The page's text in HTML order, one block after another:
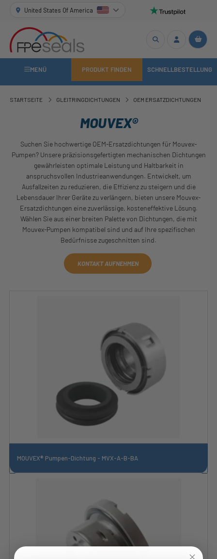
United States Of America
MENÜ PRODUKT FINDEN SCHNELLBESTELLUNG
STARTSEITE GLEITRINGDICHTUNGEN OEM ERSATZDICHTUNGEN
MOUVEX®
Suchen Sie hochwertige OEM-Ersatzdichtungen für Mouvex-
Pumpen? Unsere präzisionsgefertigten mechanischen Dichtungen
gewährleisten optimale Leistung und Haltbarkeit in
anspruchsvollen Industrieanwendungen. Entwickelt, um
Ausfallzeiten zu reduzieren, die Effizienz zu steigern und die
Lebensdauer Ihrer Geräte zu verlängern, bieten unsere Mouvex-
Ersatzdichtungen eine zuverlässige, kosteneffektive Lösung.
Wählen Sie aus einer breiten Palette von Dichtungen, die mit
Mouvex-Pumpen kompatibel sind und auf Ihre spezifischen
Bedürfnisse zugeschnitten sind.
KONTAKT AUFNEHMEN
MOUVEX® Pumpen-Dichtung - MVX-A-B-BA